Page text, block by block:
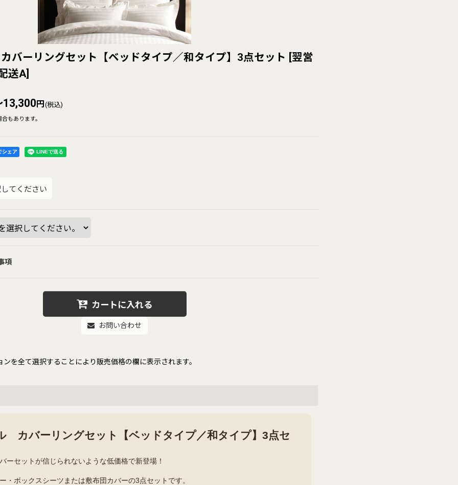
バーリングセット【ベッドタイプ／和タイプ】3点セット [翌営
送A]
13,300 円 (税込)
もあります。
ェア
てください
項
カートに入れる
お問い合わせ
を全て選択することにより販売価格の欄に表示されます。
カバーリングセット【ベッドタイプ／和タイプ】3点セ
ーセットが信じられないような低価格で新登場！
・ボックスシーツまたは敷布団カバーの3点セットです。